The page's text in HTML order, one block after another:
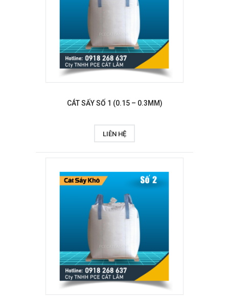
CÁT SẤY SỐ 1 (0.15 – 0.3MM)
LIÊN HỆ